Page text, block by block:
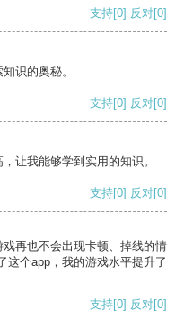
支持[0] 反对[0]
识的奥秘。
支持[0] 反对[0]
让我能够学到实用的知识。
支持[0] 反对[0]
再也不会出现卡顿、掉线的情
这个app，我的游戏水平提升了
支持[0] 反对[0]